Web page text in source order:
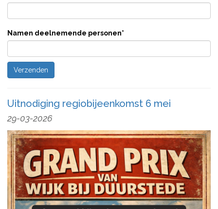
Namen deelnemende personen*
Uitnodiging regiobijeenkomst 6 mei
29-03-2026